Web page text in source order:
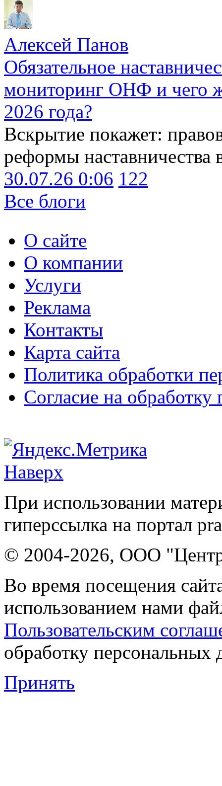
Алексей Панов
Обязательное
мониторинг ОНФ и чего
2026 года?
Вскрытие покажет:
реформы наставничества
30.07.26 0:06 122
Все блоги
О сайте
О компании
Услуги
Реклама
Контакты
Карта сайта
Политика обработки
Согласие на
Наверх
При использовании
гиперссылка на портал
© 2004-2026, ООО "Центр
Во время посещения
использованием нами
Пользовательским
обработку персональных
Принять